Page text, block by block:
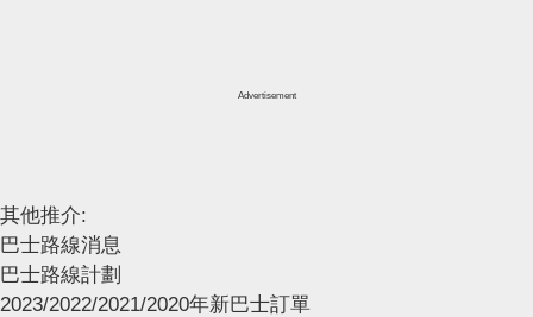
Advertisement
其他推介:
巴士路線消息
巴士路線計劃
2023/2022/2021/2020年新巴士訂單